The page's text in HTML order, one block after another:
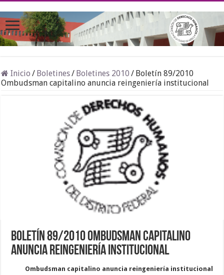
Inicio / Boletines/ Boletines 2010 / Boletín 89/2010
Ombudsman capitalino anuncia reingeniería institucional
Boletín 89/2010 Ombudsman capitalino
anuncia reingeniería institucional
Ombudsman capitalino anuncia reingeniería institucional